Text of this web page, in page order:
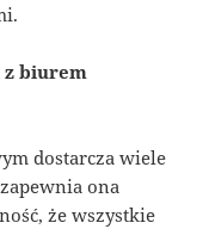
z biurem
dostarcza wiele
ona
że wszystkie